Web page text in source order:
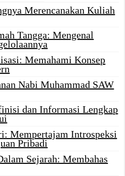
Merencanakan Kuliah
Tangga: Mengenal
Memahami Konsep
Nabi Muhammad SAW
dan Informasi Lengkap
Mempertajam Introspeksi
Pribadi
Sejarah: Membahas